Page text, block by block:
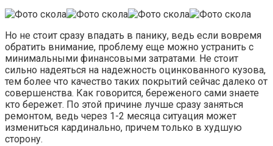
Но не стоит сразу впадать в панику, ведь если вовремя
обратить внимание, проблему еще можно устранить с
минимальными финансовыми затратами. Не стоит
сильно надеяться на надежность оцинкованного кузова,
тем более что качество таких покрытий сейчас далеко от
совершенства. Как говорится, береженого сами знаете
кто бережет. По этой причине лучше сразу заняться
ремонтом, ведь через 1-2 месяца ситуация может
измениться кардинально, причем только в худшую
сторону.